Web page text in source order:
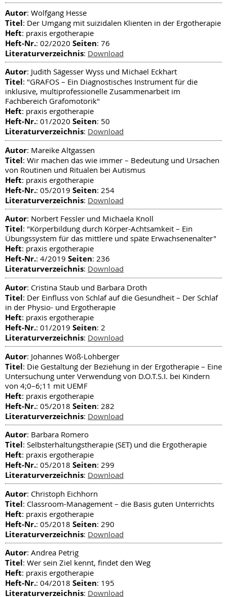
Autor: Wolfgang Hesse
Titel: Der Umgang mit suizidalen Klienten in der Ergotherapie
Heft: praxis ergotherapie
Heft-Nr.: 02/2020 Seiten: 76
Literaturverzeichnis: Download
Autor: Judith Sägesser Wyss und Michael Eckhart
Titel: "GRAFOS – Ein Diagnostisches Instrument für die
inklusive, multiprofessionelle Zusammenarbeit im
Fachbereich Grafomotorik"
Heft: praxis ergotherapie
Heft-Nr.: 01/2020 Seiten: 50
Literaturverzeichnis: Download
Autor: Mareike Altgassen
Titel: Wir machen das wie immer – Bedeutung und Ursachen
von Routinen und Ritualen bei Autismus
Heft: praxis ergotherapie
Heft-Nr.: 05/2019 Seiten: 254
Literaturverzeichnis: Download
Autor: Norbert Fessler und Michaela Knoll
Titel: "Körperbildung durch Körper-Achtsamkeit – Ein
Übungssystem für das mittlere und späte Erwachsenenalter"
Heft: praxis ergotherapie
Heft-Nr.: 4/2019 Seiten: 236
Literaturverzeichnis: Download
Autor: Cristina Staub und Barbara Droth
Titel: Der Einfluss von Schlaf auf die Gesundheit – Der Schlaf
in der Physio- und Ergotherapie
Heft: praxis ergotherapie
Heft-Nr.: 01/2019 Seiten: 2
Literaturverzeichnis: Download
Autor: Johannes Wöß-Lohberger
Titel: Die Gestaltung der Beziehung in der Ergotherapie – Eine
Untersuchung unter Verwendung von D.O.T.S.I. bei Kindern
von 4;0–6;11 mit UEMF
Heft: praxis ergotherapie
Heft-Nr.: 05/2018 Seiten: 282
Literaturverzeichnis: Download
Autor: Barbara Romero
Titel: Selbsterhaltungstherapie (SET) und die Ergotherapie
Heft: praxis ergotherapie
Heft-Nr.: 05/2018 Seiten: 299
Literaturverzeichnis: Download
Autor: Christoph Eichhorn
Titel: Classroom-Management – die Basis guten Unterrichts
Heft: praxis ergotherapie
Heft-Nr.: 05/2018 Seiten: 290
Literaturverzeichnis: Download
Autor: Andrea Petrig
Titel: Wer sein Ziel kennt, findet den Weg
Heft: praxis ergotherapie
Heft-Nr.: 04/2018 Seiten: 195
Literaturverzeichnis: Download